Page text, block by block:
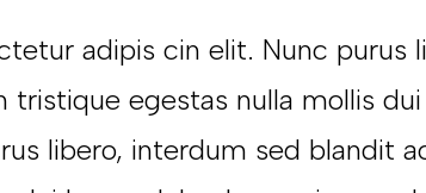
adipis cin elit. Nunc
egestas nulla mollis
libero, interdum sed blandit